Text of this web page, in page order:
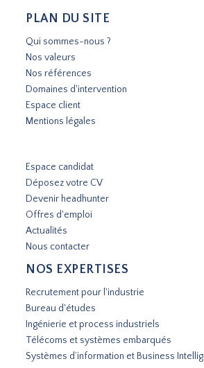
PLAN DU SITE
Qui sommes-nous ?
Nos valeurs
Nos références
Domaines d'intervention
Espace client
Mentions légales
Espace candidat
Déposez votre CV
Devenir headhunter
Offres d'emploi
Actualités
Nous contacter
NOS EXPERTISES
Recrutement pour l'industrie
Bureau d'études
Ingénierie et process industriels
Télécoms et systèmes embarqués
Systèmes d’information et Business